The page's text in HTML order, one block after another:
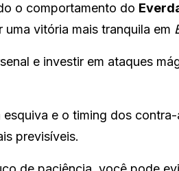
o comportamento do
vitória mais tranquila em
e investir em ataques
e o timing dos
previsíveis.